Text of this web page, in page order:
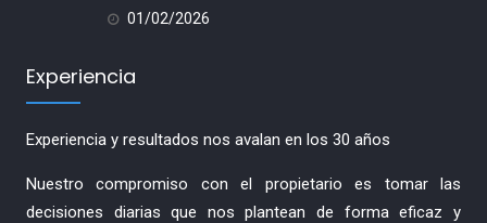
01/02/2026
Experiencia
Experiencia y resultados nos avalan en los 30 años
Nuestro compromiso con el propietario es tomar las
decisiones diarias que nos plantean de forma eficaz y